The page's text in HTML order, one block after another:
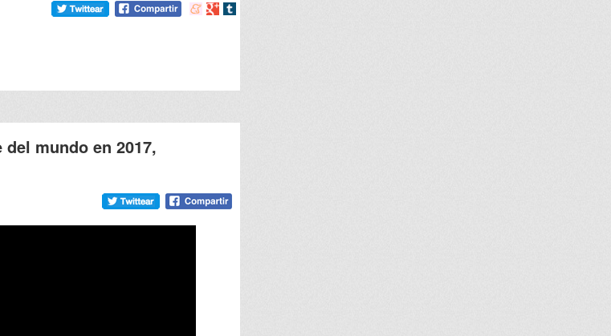
Compartir
Compartir
Compartir
mundo en 2017,